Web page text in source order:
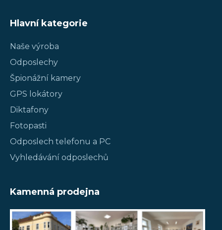
Hlavní kategorie
Naše výroba
Odposlechy
Špionážní kamery
GPS lokátory
Diktafony
Fotopasti
Odposlech telefonu a PC
Vyhledávání odposlechů
Kamenná prodejna